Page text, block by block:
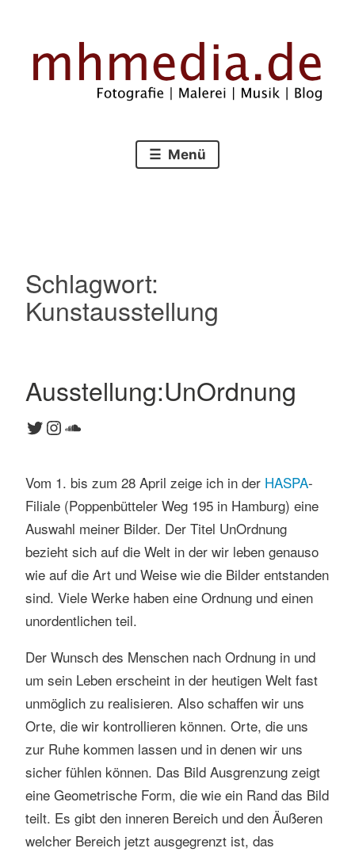
springen
mhmedia.de
Menü
Schlagwort:
Kunstausstellung
Ausstellung:UnOrdnung
Twitter
Instagram
SoundCloud
Vom 1. bis zum 28 April zeige ich in der HASPA-
Filiale (Poppenbütteler Weg 195 in Hamburg) eine
Auswahl meiner Bilder. Der Titel UnOrdnung
bezieht sich auf die Welt in der wir leben genauso
wie auf die Art und Weise wie die Bilder entstanden
sind. Viele Werke haben eine Ordnung und einen
unordentlichen teil.
Der Wunsch des Menschen nach Ordnung in und
um sein Leben erscheint in der heutigen Welt fast
unmöglich zu realisieren. Also schaffen wir uns
Orte, die wir kontrollieren können. Orte, die uns
zur Ruhe kommen lassen und in denen wir uns
sicher fühlen können. Das Bild Ausgrenzung zeigt
eine Geometrische Form, die wie ein Rand das Bild
teilt. Es gibt den inneren Bereich und den Äußeren
welcher Bereich jetzt ausgegrenzt ist, das
K
e
n
a
h
i
a
s
s
e